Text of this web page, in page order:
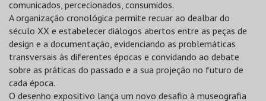
comunicados, percecionados, consumidos.
A organização cronológica permite recuar ao dealbar do
século XX e estabelecer diálogos abertos entre as peças de
design e a documentação, evidenciando as problemáticas
transversais às diferentes épocas e convidando ao debate
sobre as práticas do passado e a sua projeção no futuro de
cada época.
O desenho expositivo lança um novo desafio à museografia